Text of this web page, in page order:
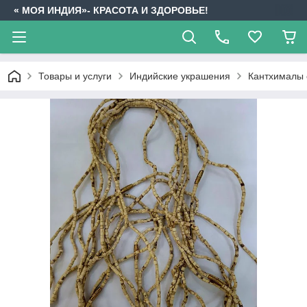
« МОЯ ИНДИЯ»- КРАСОТА И ЗДОРОВЬЕ!
Товары и услуги Индийские украшения Кантхималы